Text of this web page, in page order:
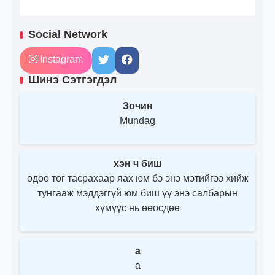
Social Network
Instagram
Шинэ Сэтгэгдэл
Зочин
Mundag
хэн ч биш
одоо тог тасрахаар яах юм бэ энэ мэтийгээ хийж
тунгааж мэддэггүй юм биш үү энэ салбарын
хүмүүс нь өөосдөө
a
a